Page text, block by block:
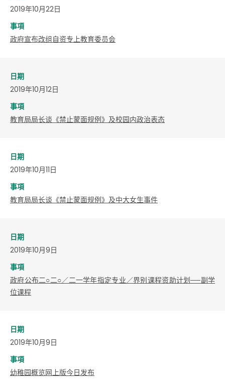
2019年10月22日
事項
政府宣布改组自资专上教育委员会
日期
2019年10月12日
事項
教育局局长谈《禁止蒙面规例》及校园内政治表态
日期
2019年10月11日
事項
教育局局长谈《禁止蒙面规例》及中大女生事件
日期
2019年10月9日
事項
政府公布二○二○／二一学年指定专业／界别课程资助计划──副学
位课程
日期
2019年10月9日
事項
幼稚园概览网上版今日发布